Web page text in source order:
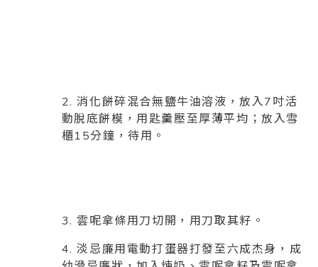
2. 消化餅碎混合無鹽牛油溶液，放入7吋活
動脫底餅模，用匙羹壓至厚薄平均；放入雪
櫃15分鐘，待用。
3. 雲呢拿條用刀切開，用刀取其籽。
4. 淡忌廉用電動打蛋器打發至六成杰身，成